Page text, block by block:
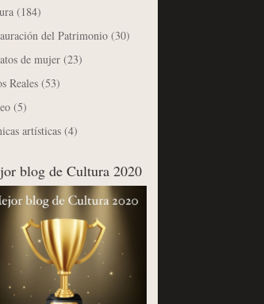
(184)
del Patrimonio (30)
de mujer (23)
Reales (53)
(5)
artísticas (4)
blog de Cultura 2020